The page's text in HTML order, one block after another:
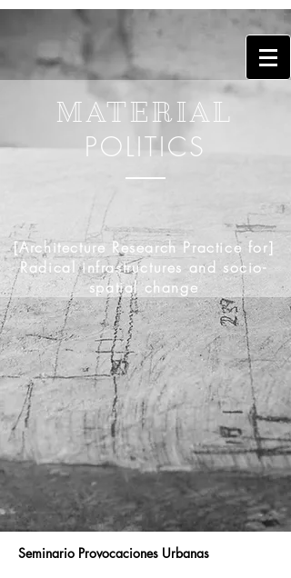
MATERIAL
POLITICS
[Architecture Research Practice for]
Radical infrastructures and socio-
spatial change
Seminario Provocaciones Urbanas